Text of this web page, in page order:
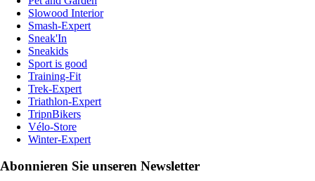
Slowood Interior
Smash-Expert
Sneak'In
Sneakids
Sport is good
Training-Fit
Trek-Expert
Triathlon-Expert
TripnBikers
Vélo-Store
Winter-Expert
Abonnieren Sie unseren Newsletter